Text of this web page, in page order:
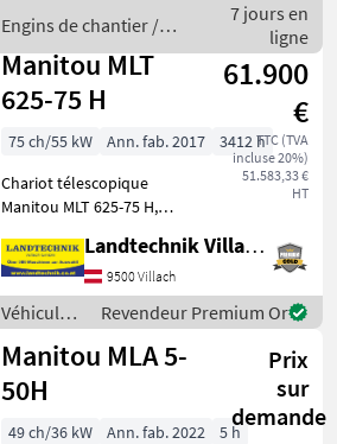
Superelastik Einfach 80 -
100% , Son
Engins de chantier /
Manitou
7 jours en
ligne
Manitou MLT
625-75 H
61.900
€
TTC (TVA
incluse 20%)
51.583,33 €
HT
75 ch/55 kW Ann. fab. 2017
3412 h
Chariot télescopique
Manitou MLT 625-75 H,
hauteur de levage de 6 m,
capacité de levage de 2, 5 t,
avec attelage Manitou et
EURO, verrouillage
Landtechnik Villach GmbH
9500 Villach
Véhicules
agricoles
à moteur /
Manitou
Revendeur Premium Or
Manitou MLA 5-
50H
Prix
sur
demande
49 ch/36 kW Ann. fab. 2022
5 h